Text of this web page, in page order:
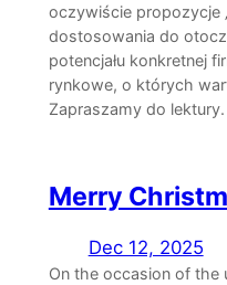
oczywiście propozycje
dostosowania do
potencjału konkretnej
rynkowe, o których
Zapraszamy do
Merry
Dec 12, 2025
On the occasion of the